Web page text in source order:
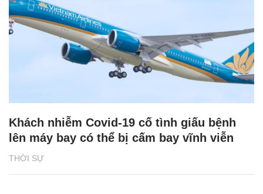
THỜI SỰ
Khách nhiễm Covid-19 cố tình giấu bệnh
lên máy bay có thể bị cấm bay vĩnh viễn